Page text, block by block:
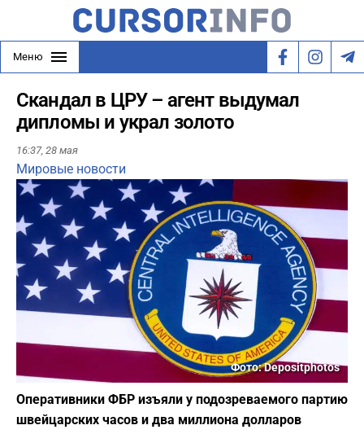
Меню
Скандал в ЦРУ – агент выдумал
дипломы и украл золото
16:37, 28 мая
Мировые новости
Фото: Depositphotos
Оперативники ФБР изъяли у подозреваемого партию
швейцарских часов и два миллиона долларов